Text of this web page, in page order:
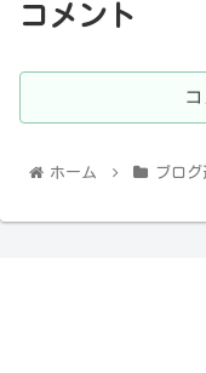
コメント
ホーム ブログ